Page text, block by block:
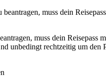
muss dein Reisepass
unbedingt rechtzeitig um den